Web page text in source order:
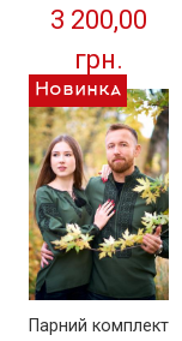
чорного кольору
з натуральної
тканини
3 200,00
грн.
Новинка
Парний комплект